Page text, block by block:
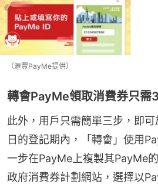
（滙豐PayMe提供）
轉會PayMe領取消費券只需
此外，用戶只需簡單三步，即
日的登記期內，「轉會」使用
一步在PayMe上複製其PayMe
政府消費券計劃網站，選擇以